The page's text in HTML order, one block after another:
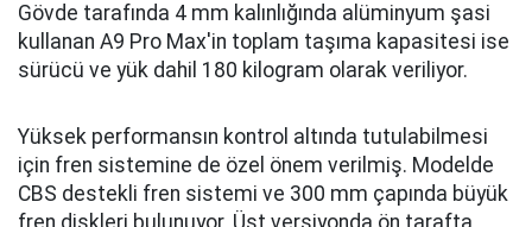
Gövde tarafında 4 mm kalınlığında alüminyum şasi
kullanan A9 Pro Max'in toplam taşıma kapasitesi ise
sürücü ve yük dahil 180 kilogram olarak veriliyor.
Yüksek performansın kontrol altında tutulabilmesi
için fren sistemine de özel önem verilmiş. Modelde
CBS destekli fren sistemi ve 300 mm çapında büyük
fren diskleri bulunuyor. Üst versiyonda ön tarafta